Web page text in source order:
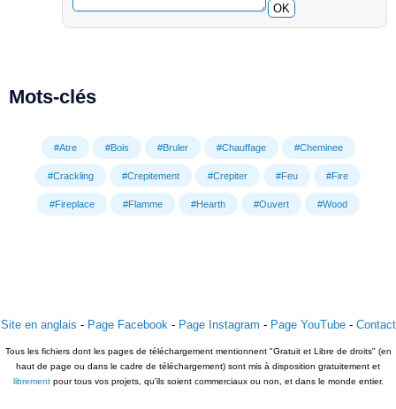
OK
Mots-clés
#Atre #Bois #Bruler #Chauffage #Cheminee
#Crackling #Crepitement #Crepiter #Feu #Fire
#Fireplace #Flamme #Hearth #Ouvert #Wood
Site en anglais - Page Facebook - Page Instagram - Page YouTube- Contact
Tous les fichiers dont les pages de téléchargement mentionnent "Gratuit et Libre de droits" (en
haut de page ou dans le cadre de téléchargement) sont mis à disposition gratuitement et
librementpour tous vos projets, qu'ils soient commerciaux ou non, et dans le monde entier.